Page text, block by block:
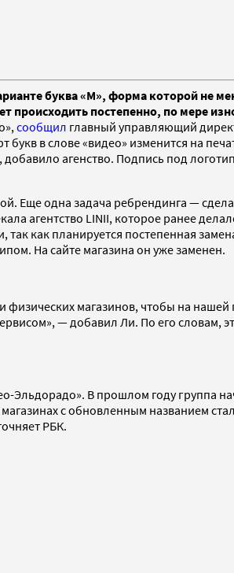
буква «М», форма которой не
происходить постепенно, по мере
сообщил главный управляющий
в слове «видео» изменится на
агенство. Подпись под
Еще одна задача ребрендинга —
агентство LINII, которое ранее
как планируется постепенная
На сайте магазина он уже заменен.
магазинов, чтобы на
— добавил Ли. По его словам,
В прошлом году группа
с обновленным названием
РБК.